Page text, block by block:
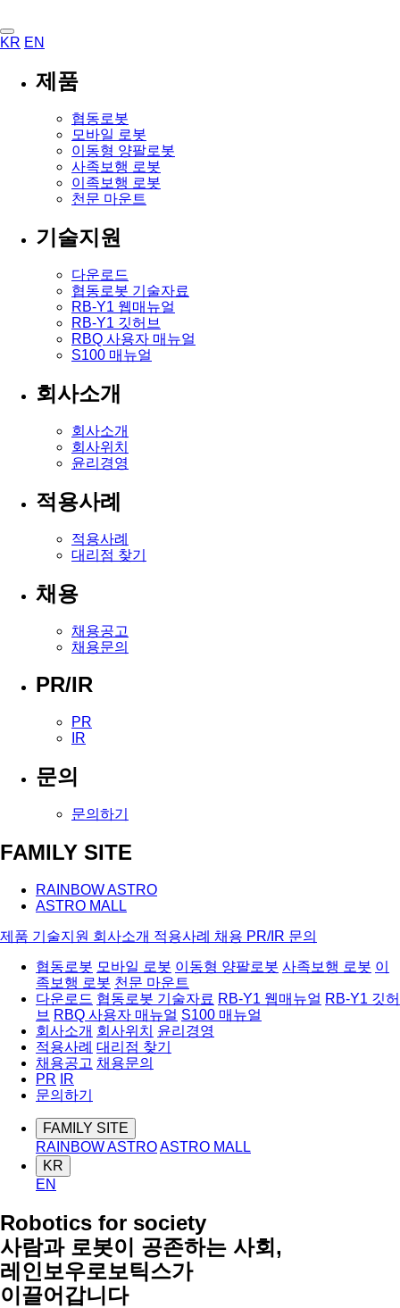
KR EN
제품
협동로봇
모바일 로봇
이동형 양팔로봇
사족보행 로봇
이족보행 로봇
천문 마운트
기술지원
다운로드
협동로봇 기술자료
RB-Y1 웹매뉴얼
RB-Y1 깃허브
RBQ 사용자 매뉴얼
S100 매뉴얼
회사소개
회사소개
회사위치
윤리경영
적용사례
적용사례
대리점 찾기
채용
채용공고
채용문의
PR/IR
PR
IR
문의
문의하기
FAMILY SITE
RAINBOW ASTRO
ASTRO MALL
제품 기술지원 회사소개 적용사례 채용 PR/IR 문의
협동로봇 모바일 로봇 이동형 양팔로봇 사족보행 로봇 이
족보행 로봇 천문 마운트
다운로드 협동로봇 기술자료 RB-Y1 웹매뉴얼 RB-Y1 깃허
브 RBQ 사용자 매뉴얼 S100 매뉴얼
회사소개 회사위치
윤리경영
적용사례 대리점 찾기
채용공고 채용문의
PR
IR
문의하기
FAMILY SITE
RAINBOW ASTROASTRO MALL
KR
EN
Robotics for society
사람과 로봇이 공존하는 사회,
레인보우로보틱스가
이끌어갑니다